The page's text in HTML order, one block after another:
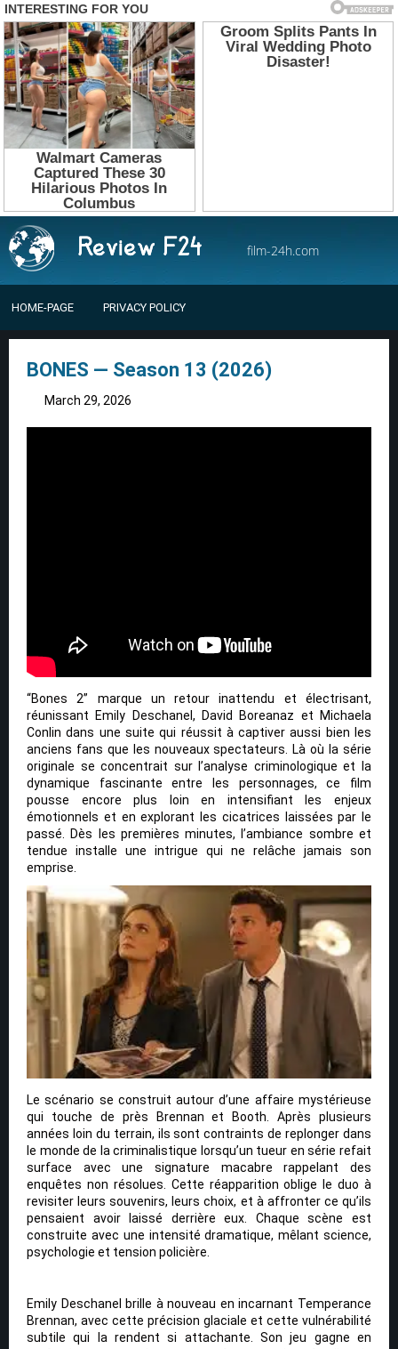
film-24h.com
HOME-PAGE PRIVACY POLICY
BONES — Season 13 (2026)
March 29, 2026
“Bones 2” marque un retour inattendu et électrisant,
réunissant Emily Deschanel, David Boreanaz et Michaela
Conlin dans une suite qui réussit à captiver aussi bien les
anciens fans que les nouveaux spectateurs. Là où la série
originale se concentrait sur l’analyse criminologique et la
dynamique fascinante entre les personnages, ce film
pousse encore plus loin en intensifiant les enjeux
émotionnels et en explorant les cicatrices laissées par le
passé. Dès les premières minutes, l’ambiance sombre et
tendue installe une intrigue qui ne relâche jamais son
emprise.
Le scénario se construit autour d’une affaire mystérieuse
qui touche de près Brennan et Booth. Après plusieurs
années loin du terrain, ils sont contraints de replonger dans
le monde de la criminalistique lorsqu’un tueur en série refait
surface avec une signature macabre rappelant des
enquêtes non résolues. Cette réapparition oblige le duo à
revisiter leurs souvenirs, leurs choix, et à affronter ce qu’ils
pensaient avoir laissé derrière eux. Chaque scène est
construite avec une intensité dramatique, mêlant science,
psychologie et tension policière.
Emily Deschanel brille à nouveau en incarnant Temperance
Brennan, avec cette précision glaciale et cette vulnérabilité
subtile qui la rendent si attachante. Son jeu gagne en